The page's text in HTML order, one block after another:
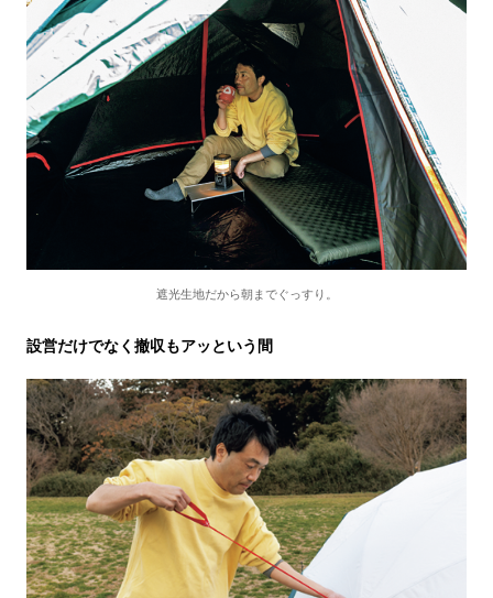
遮光生地だから朝までぐっすり。
設営だけでなく撤収もアッという間